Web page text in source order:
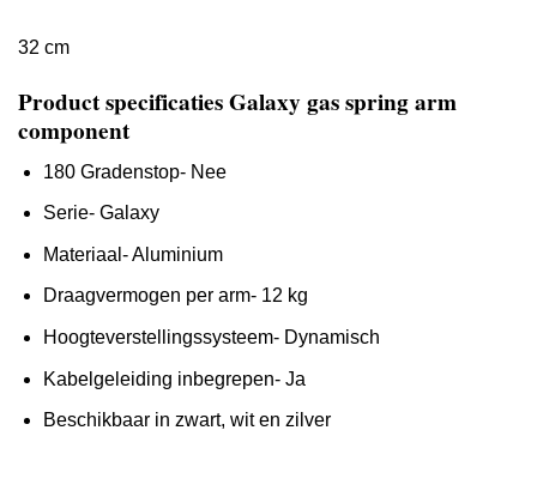
32 cm
Product specificaties Galaxy gas spring arm
component
180 Gradenstop- Nee
Serie- Galaxy
Materiaal- Aluminium
Draagvermogen per arm- 12 kg
Hoogteverstellingssysteem- Dynamisch
Kabelgeleiding inbegrepen- Ja
Beschikbaar in zwart, wit en zilver